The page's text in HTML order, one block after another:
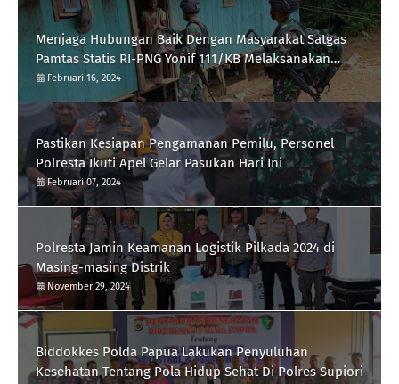
Menjaga Hubungan Baik Dengan Masyarakat Satgas
Pamtas Statis RI-PNG Yonif 111/KB Melaksanakan
Silaturrahmi
Februari 16, 2024
Pastikan Kesiapan Pengamanan Pemilu, Personel
Polresta Ikuti Apel Gelar Pasukan Hari Ini
Februari 07, 2024
Polresta Jamin Keamanan Logistik Pilkada 2024 di
Masing-masing Distrik
November 29, 2024
Biddokkes Polda Papua Lakukan Penyuluhan
Kesehatan Tentang Pola Hidup Sehat Di Polres Supiori